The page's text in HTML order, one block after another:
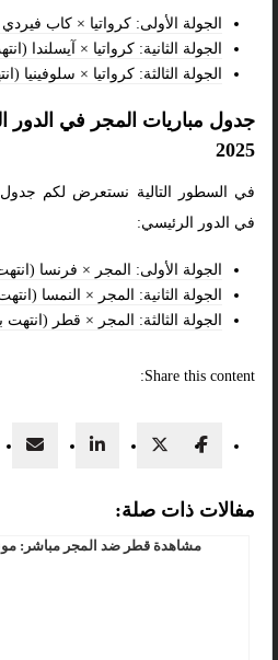
الجولة الأولى: كرواتيا × كاب فيردي
الجولة الثانية: كرواتيا × آيسلندا (انتهت
الجولة الثالثة: كرواتيا × سلوفينيا
جدول مباريات المجر في الدور
2025
في السطور التالية نستعرض لكم جدول
في الدور الرئيسي:
الجولة الأولى: المجر × فرنسا (انتهت
الجولة الثانية: المجر × النمسا (انتهت
الجولة الثالثة: المجر × قطر (انتهت بفوز
Share this content:
مفالات ذات صلة:
مشاهدة قطر ضد المجر مباشر: مونديال